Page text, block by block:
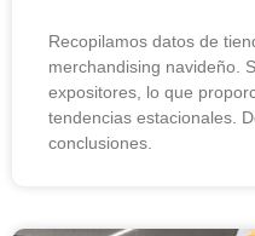
Recopilamos datos de
merchandising navideño.
expositores, lo que
tendencias estacionales.
conclusiones.